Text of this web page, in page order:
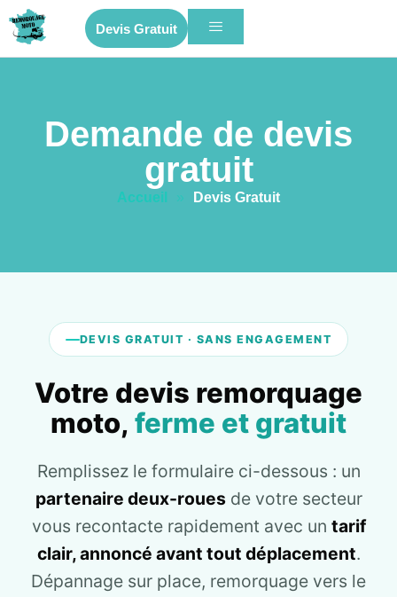
Devis Gratuit
Demande de devis
gratuit
Accueil » Devis Gratuit
DEVIS GRATUIT · SANS ENGAGEMENT
Votre devis remorquage
moto, ferme et gratuit
Remplissez le formulaire ci-dessous : un
partenaire deux-rouesde votre secteur
vous recontacte rapidement avec un tarif
clair, annoncé avant tout déplacement.
Dépannage sur place, remorquage vers le